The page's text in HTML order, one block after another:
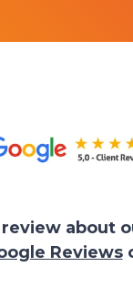
about
Reviews